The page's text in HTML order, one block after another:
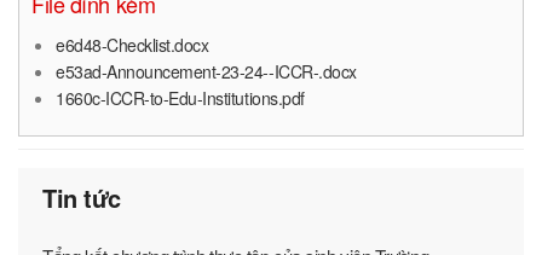
e6d48-Checklist.docx
e53ad-Announcement-23-24--ICCR-.docx
1660c-ICCR-to-Edu-Institutions.pdf
Tin tức